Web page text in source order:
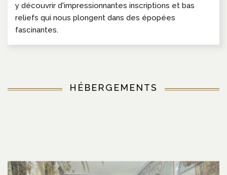
y découvrir d'impressionnantes inscriptions et bas
reliefs qui nous plongent dans des épopées
fascinantes.
HÉBERGEMENTS